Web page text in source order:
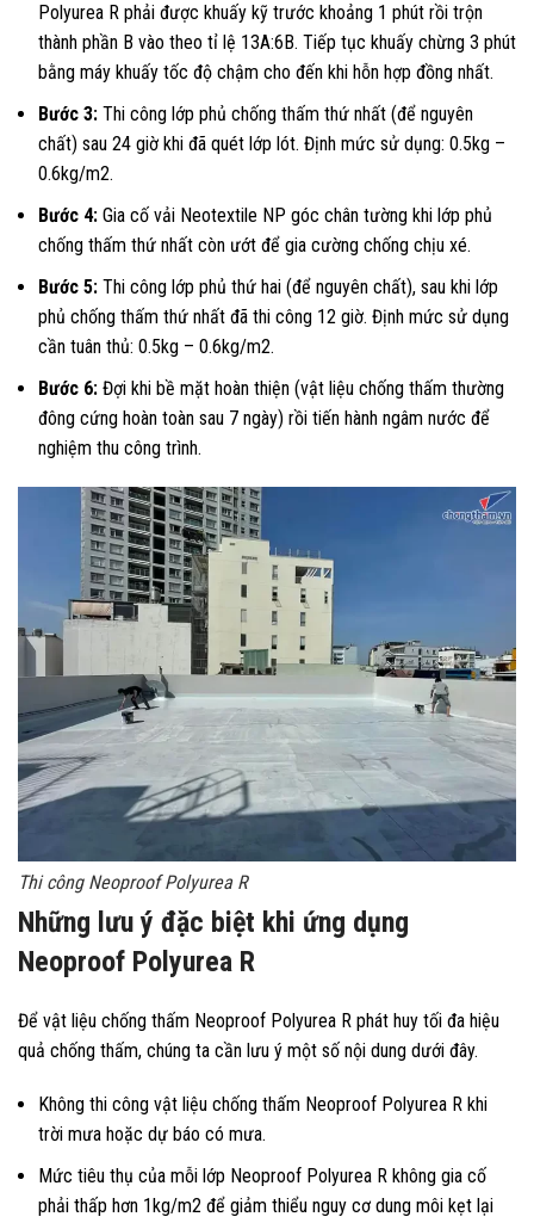
Polyurea R phải được khuấy kỹ trước khoảng 1 phút rồi trộn
thành phần B vào theo tỉ lệ 13A:6B. Tiếp tục khuấy chừng 3 phút
bằng máy khuấy tốc độ chậm cho đến khi hỗn hợp đồng nhất.
Bước 3: Thi công lớp phủ chống thấm thứ nhất (để nguyên
chất) sau 24 giờ khi đã quét lớp lót. Định mức sử dụng: 0.5kg –
0.6kg/m2.
Bước 4: Gia cố vải Neotextile NP góc chân tường khi lớp phủ
chống thấm thứ nhất còn ướt để gia cường chống chịu xé.
Bước 5: Thi công lớp phủ thứ hai (để nguyên chất), sau khi lớp
phủ chống thấm thứ nhất đã thi công 12 giờ. Định mức sử dụng
cần tuân thủ: 0.5kg – 0.6kg/m2.
Bước 6: Đợi khi bề mặt hoàn thiện (vật liệu chống thấm thường
đông cứng hoàn toàn sau 7 ngày) rồi tiến hành ngâm nước để
nghiệm thu công trình.
Thi công Neoproof Polyurea R
Những lưu ý đặc biệt khi ứng dụng
Neoproof Polyurea R
Để vật liệu chống thấm Neoproof Polyurea R phát huy tối đa hiệu
quả chống thấm, chúng ta cần lưu ý một số nội dung dưới đây.
Không thi công vật liệu chống thấm Neoproof Polyurea R khi
trời mưa hoặc dự báo có mưa.
Mức tiêu thụ của mỗi lớp Neoproof Polyurea R không gia cố
phải thấp hơn 1kg/m2 để giảm thiểu nguy cơ dung môi kẹt lại